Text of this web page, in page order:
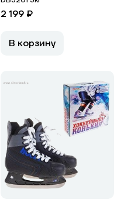
2 199 ₽
В корзину